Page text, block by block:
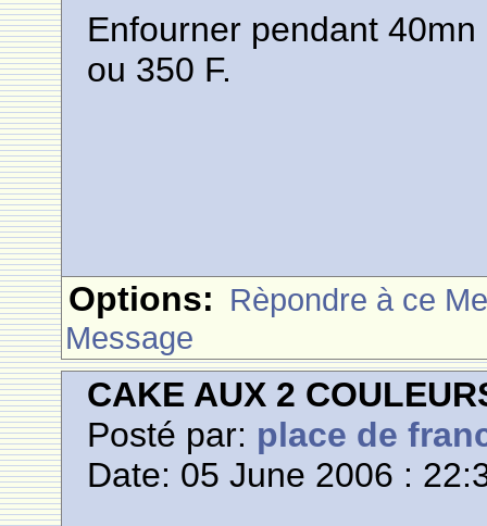
Enfourner pendant
ou 350 F.
Options: Rèpondre à ce
Message
CAKE AUX 2
Posté par: place de
Date: 05 June 2006 :